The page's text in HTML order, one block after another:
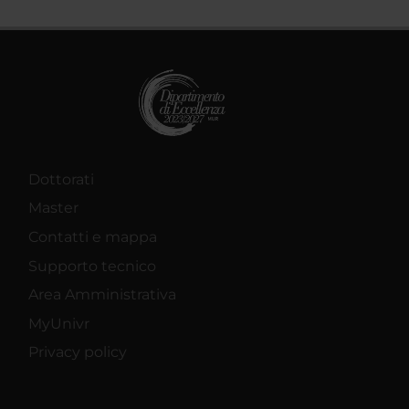
Dottorati
Master
Contatti e mappa
Supporto tecnico
Area Amministrativa
MyUnivr
Privacy policy